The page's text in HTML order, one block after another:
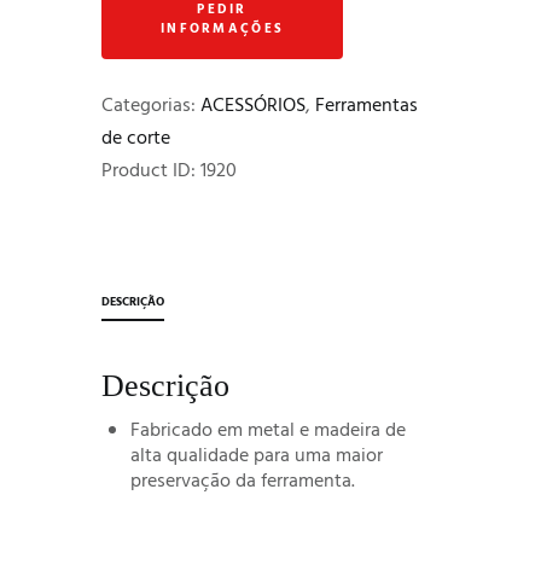
Categorias:ACESSÓRIOS, Ferramentas
de corte
Product ID:1920
DESCRIÇÃO
Descrição
Fabricado em metal e madeira de
alta qualidade para uma maior
preservação da ferramenta.